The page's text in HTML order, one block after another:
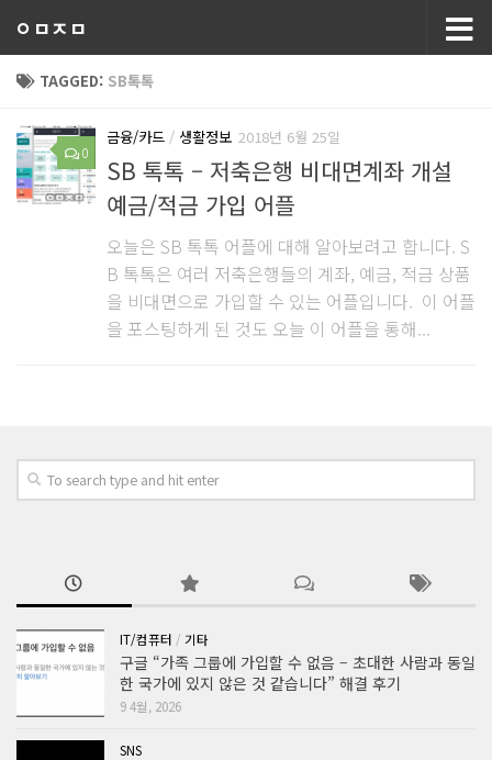
ㅇㅁㅈㅁ
TAGGED: SB톡톡
0
금융/카드 / 생활정보 2018년 6월 25일
SB 톡톡 – 저축은행 비대면계좌 개설
예금/적금 가입 어플
오늘은 SB 톡톡 어플에 대해 알아보려고 합니다. S
B 톡톡은 여러 저축은행들의 계좌, 예금, 적금 상품
을 비대면으로 가입할 수 있는 어플입니다. 이 어플
을 포스팅하게 된 것도 오늘 이 어플을 통해...
IT/컴퓨터 / 기타
구글 “가족 그룹에 가입할 수 없음 – 초대한 사람과 동일
한 국가에 있지 않은 것 같습니다” 해결 후기
9 4월, 2026
SNS